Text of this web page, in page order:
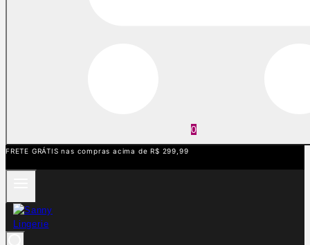
0
FRETE GRÁTIS nas compras acima de R$ 299,99